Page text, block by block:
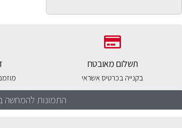
תשלום מאובטח
בקנייה בכרטיס אשראי
התמונות להמחשה